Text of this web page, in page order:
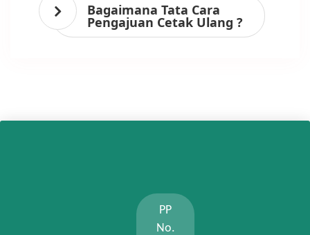
Bagaimana Tata Cara
Pengajuan Cetak Ulang ?
PP
No.